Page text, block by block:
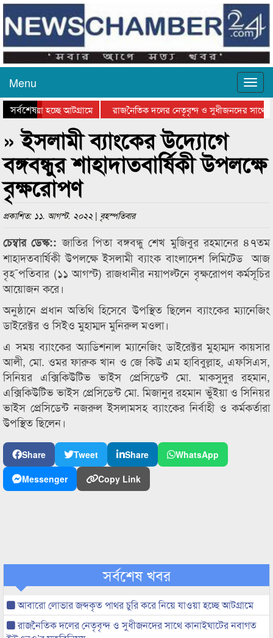
Menu
সর্বশেষ
যাওয়া হচ্ছে আটগ্রামে
রাজনৈতিক দলের নেতৃবৃন্দ ও সুধীজনদের সাথে
পুরস্কার বিতরণ সম্পন্ন
সিলেটে বাংলাদেশ গ্রুপ থিয়েটার
» ইসলামী ব্যাংকের উদ্যোগে
বঙ্গবন্ধুর শাহাদাতবার্ষিকী উপলক্ষে
বৃক্ষরোপণ
প্রকাশিত: ১১. আগস্ট. ২০২২ | বৃহস্পতিবার
চেম্বার ডেস্ক::জাতির পিতা বঙ্গবন্ধু শেখ মুজিবুর রহমানের ৪৭তম
শাহাদতবার্ষিকী উপলক্ষে ইসলামী ব্যাংক বাংলাদেশ লিমিটেড আজ
বৃহ¯পতিবার (১১ আগস্ট) রাজধানীর নয়াপল্টনে বৃক্ষরোপণ কর্মসূচির
আয়োজন করে।
অনুষ্ঠানে প্রধান অতিথি হিসেবে উপস্থিত ছিলেন ব্যাংকের ম্যানেজিং
ডাইরেক্টর ও সিইও মুহাম্মদ মুনিরুল মওলা।
এ সময় ব্যাংকের অ্যাডিশনাল ম্যানেজিং ডাইরেক্টর মুহাম্মদ কায়সার
আলী, মো. ওমর ফারুক খান ও জে কিউ এম হাবিবুল্লাহ, এফসিএস,
সিনিয়র এক্সিকিউটিভ ভাইস প্রেসিডেন্ট মো. মাকসুদুর রহমান,
এক্সিকিউটিভ ভাইস প্রেসিডেন্ট মো. মিজানুর রহমান ভুঁইয়া ও সিনিয়র
ভাইস প্রেসিডেন্ট নজরুল ইসলামসহ ব্যাংকের নির্বাহী ও কর্মকর্তারা
উপস্থিত ছিলেন।
Share Tweet Share
WhatsApp
Messenger
Copy Link
সর্বশেষ খবর
আবারো লোভার জব্দকৃত পাথর চুরি করে নিয়ে যাওয়া হচ্ছে আটগ্রামে
রাজনৈতিক দলের নেতৃবৃন্দ ও সুধীজনদের সাথে কানাইঘাটের নবাগত